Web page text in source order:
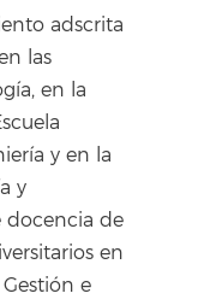
adscrita
las
en la
y en la
y
docencia de
en
e